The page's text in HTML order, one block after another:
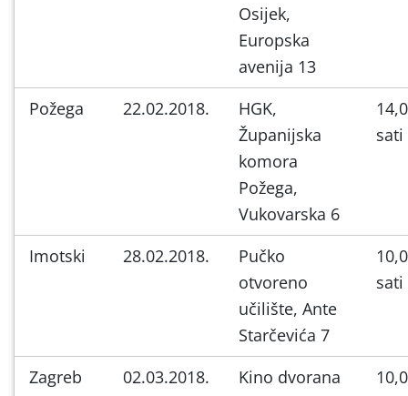
Osijek,
Europska
avenija 13
Požega 22.02.2018.
HGK,
Županijska
komora
Požega,
Vukovarska 6
sati
Imotski 28.02.2018.
Pučko
otvoreno
učilište, Ante
Starčevića 7
sati
Zagreb 02.03.2018.
Kino dvorana